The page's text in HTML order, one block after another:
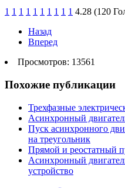
1 1 1 1 1 1 1 1 1 1 4.28 (120
Назад
Вперед
Просмотров: 13561
Похожие публикации
Трехфазные
Асинхронный
Пуск асинхронного
на треугольник
Прямой и реостатный
Асинхронный
устройство